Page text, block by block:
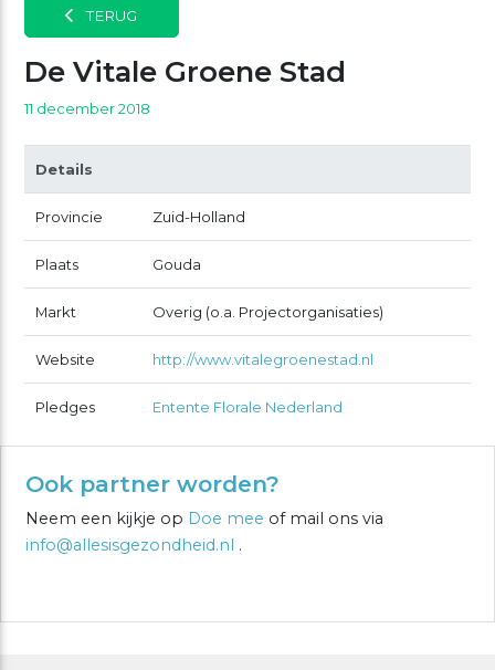
TERUG
De Vitale Groene Stad
11 december 2018
Details
Provincie Zuid-Holland
Plaats Gouda
Markt Overig (o.a. Projectorganisaties)
Website http://www.vitalegroenestad.nl
Pledges Entente Florale Nederland
Ook partner worden?
Neem een kijkje op Doe mee of mail ons via
info@allesisgezondheid.nl .